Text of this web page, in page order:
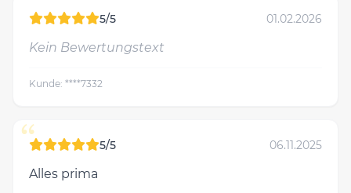
5/5 01.02.2026
Kein Bewertungstext
Kunde: ****7332
“ 5/5 06.11.2025
Alles prima